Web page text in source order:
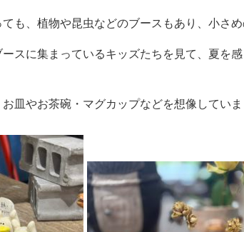
も、植物や昆虫などのブースもあり、小さ
スに集まっているキッズたちを見て、夏を
皿やお茶碗・マグカップなどを想像してい